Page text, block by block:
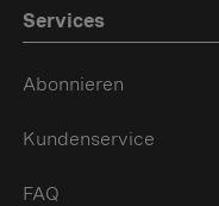
Services
Abonnieren
Kundenservice
FAQ